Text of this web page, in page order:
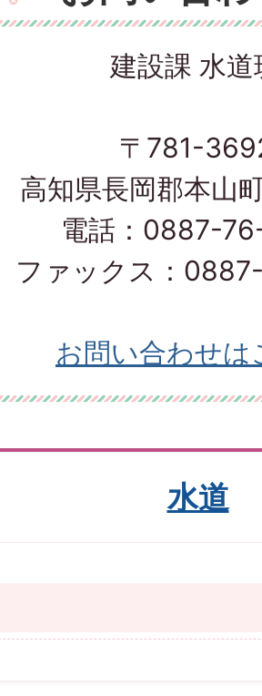
建設課 水道
〒781-
高知県長岡郡本山
電話：0887-
ファックス：
お問い合わせは
水道